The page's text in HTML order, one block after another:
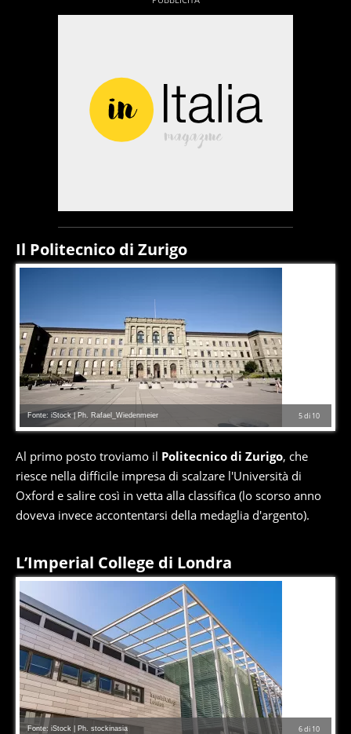
Il Politecnico di Zurigo
5di 10
Fonte: iStock | Ph. Rafael_Wiedenmeier
Al primo posto troviamo il Politecnico di Zurigo, che
riesce nella difficile impresa di scalzare l'Università di
Oxford e salire così in vetta alla classifica (lo scorso anno
doveva invece accontentarsi della medaglia d'argento).
L’Imperial College di Londra
6di 10
Fonte: iStock | Ph. stockinasia